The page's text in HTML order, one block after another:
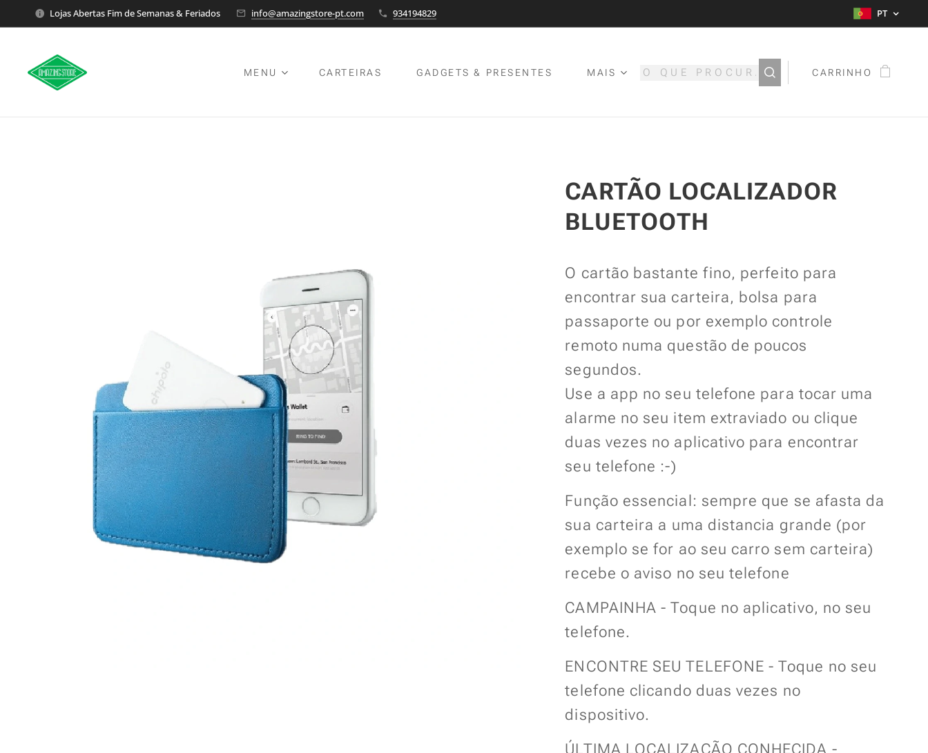
Lojas Abertas Fim de Semanas & Feriados info@amazingstore-pt.com 934194829 PT
MENU CARTEIRAS GADGETS & PRESENTES MAIS CARRINHO
CARTÃO LOCALIZADOR
BLUETOOTH
O cartão bastante fino, perfeito para
encontrar sua carteira, bolsa para
passaporte ou por exemplo controle
remoto numa questão de poucos
segundos.
Use a app no seu telefone para tocar uma
alarme no seu item extraviado ou clique
duas vezes no aplicativo para encontrar
seu telefone :-)
Função essencial: sempre que se afasta da
sua carteira a uma distancia grande (por
exemplo se for ao seu carro sem carteira)
recebe o aviso no seu telefone
CAMPAINHA - Toque no aplicativo, no seu
telefone.
ENCONTRE SEU TELEFONE - Toque no seu
telefone clicando duas vezes no
dispositivo.
ÚLTIMA LOCALIZAÇÃO CONHECIDA -